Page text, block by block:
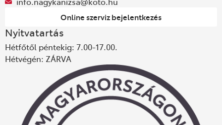
Online szerviz bejelentkezés
Nyitvatartás
Hétfőtől péntekig: 7.00-17.00.
Hétvégén: ZÁRVA